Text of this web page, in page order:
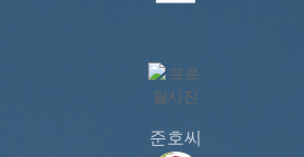
준호씨